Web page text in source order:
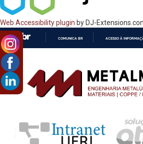
Web Accessibility plugin by DJ-
CONTEÚDO
COMUNICA BR ACESSO À